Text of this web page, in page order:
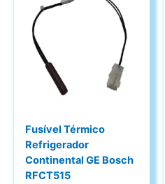
Fusível Térmico
Refrigerador
Continental GE Bosch
RFCT515